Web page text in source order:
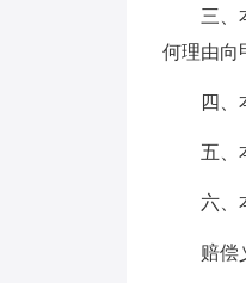
三、本
何理由向
四、本
五、本
六、本
赔偿义